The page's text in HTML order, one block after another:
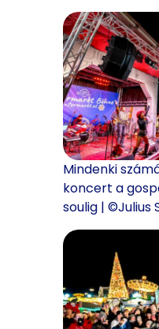
Mindenki
koncert a
soulig | ©Julius